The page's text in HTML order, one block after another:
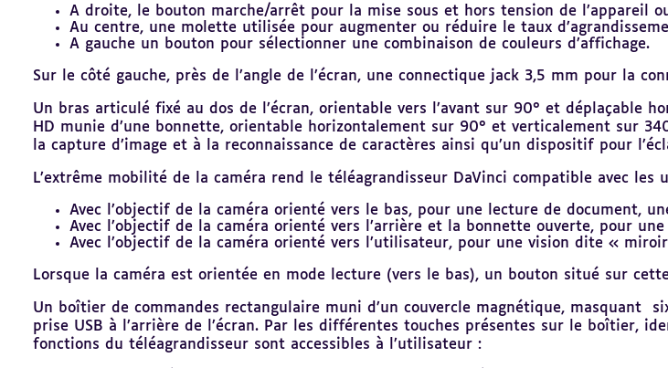
A droite, le bouton marche/arrêt pour la mise sous et hors tension de l’appareil
Au centre, une molette utilisée pour augmenter ou réduire le taux
A gauche un bouton pour sélectionner une combinaison de couleurs d’affichage.
Sur le côté gauche, près de l’angle de l’écran, une connectique jack 3,5 mm pour la
Un bras articulé fixé au dos de l’écran, orientable vers l’avant sur 90° et déplaçable
HD munie d’une bonnette, orientable horizontalement sur 90° et verticalement sur
la capture d’image et à la reconnaissance de caractères ainsi qu’un dispositif pour
L’extrême mobilité de la caméra rend le téléagrandisseur DaVinci compatible avec les
Avec l’objectif de la caméra orienté vers le bas, pour une lecture de document,
Avec l’objectif de la caméra orienté vers l’arrière et la bonnette ouverte, pour
Avec l’objectif de la caméra orienté vers l’utilisateur, pour une vision dite «
Lorsque la caméra est orientée en mode lecture (vers le bas), un bouton situé sur
Un boîtier de commandes rectangulaire muni d’un couvercle magnétique, masquant
prise USB à l’arrière de l’écran. Par les différentes touches présentes sur le boîtier,
fonctions du téléagrandisseur sont accessibles à l’utilisateur :